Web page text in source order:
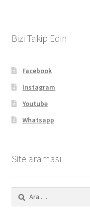
Bizi Takip Edin
Facebook
Instagram
Youtube
Whatsapp
Site araması
Arama: